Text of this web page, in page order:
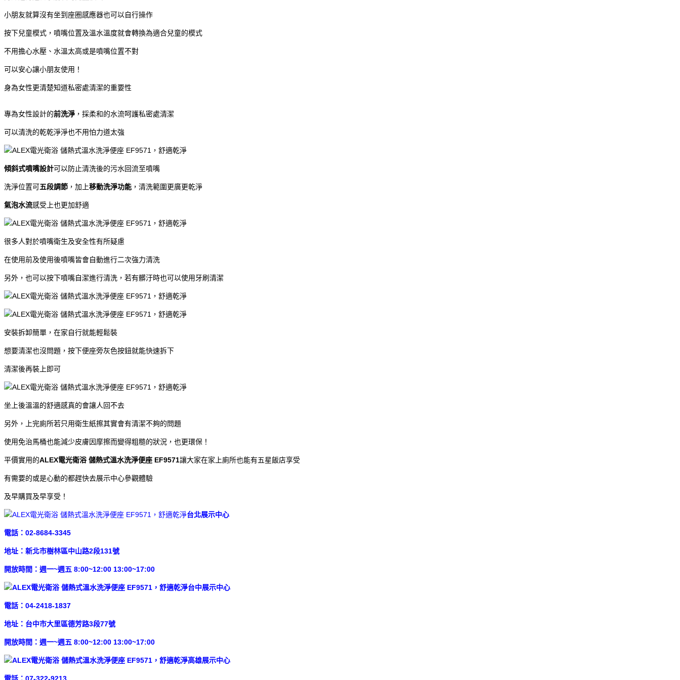
小朋友就算沒有坐到座圈感應器也可以自行操作
按下兒童模式，噴嘴位置及溫水溫度就會轉換為適合兒童的模式
不用擔心水壓、水溫太高或是噴嘴位置不對
可以安心讓小朋友使用！
身為女性更清楚知道私密處清潔的重要性
專為女性設計的前洗淨 ，採柔和的水流呵護私密處清潔
可以清洗的乾乾淨淨也不用怕力道太強
傾斜式噴嘴設計可以防止清洗後的污水回流至噴嘴
洗淨位置可五段調節 ，加上移動洗淨功能 ，清洗範圍更廣更乾淨
氣泡水流感受上也更加舒適
很多人對於噴嘴衛生及安全性有所疑慮
在使用前及使用後噴嘴皆會自動進行二次強力清洗
另外，也可以按下噴嘴自潔進行清洗，若有髒汙時也可以使用牙刷清潔
安裝拆卸簡單，在家自行就能輕鬆裝
想要清潔也沒問題，按下便座旁灰色按鈕就能快速拆下
清潔後再裝上即可
坐上後溫溫的舒適感真的會讓人回不去
另外，上完廁所若只用衛生紙擦其實會有清潔不夠的問題
使用免治馬桶也能減少皮膚因摩擦而變得粗糙的狀況，也更環保！
平價實用的ALEX電光衛浴 儲熱式溫水洗淨便座 EF9571讓大家在家上廁所也能有五星飯店享受
有需要的或是心動的都趕快去展示中心參觀體驗
及早購買及早享受！
台北展示中心
電話：02-8684-3345
地址：新北市樹林區中山路2段131號
開放時間：週一~週五 8:00~12:00 13:00~17:00
台中展示中心
電話：04-2418-1837
地址：台中市大里區德芳路3段77號
開放時間：週一~週五 8:00~12:00 13:00~17:00
高雄展示中心
電話：07-322-9213